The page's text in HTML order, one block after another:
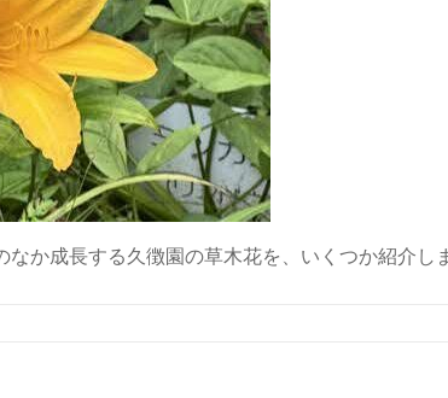
か成長する久徴園の草木花を、いくつか紹介し